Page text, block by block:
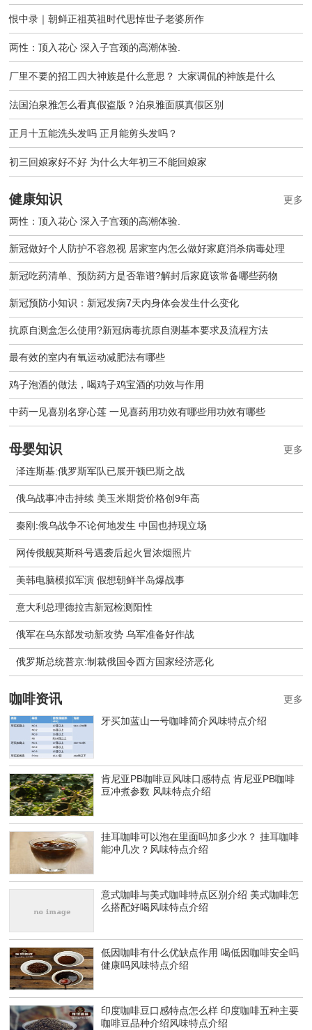
恨中录｜朝鲜正祖英祖时代思悼世子老婆所作
两性：顶入花心 深入子宫颈的高潮体验.
厂里不要的招工四大神族是什么意思？ 大家调侃的神族是什么
法国泊泉雅怎么看真假盗版？泊泉雅面膜真假区别
正月十五能洗头发吗 正月能剪头发吗？
初三回娘家好不好 为什么大年初三不能回娘家
健康知识
两性：顶入花心 深入子宫颈的高潮体验.
新冠做好个人防护不容忽视 居家室内怎么做好家庭消杀病毒处理
新冠吃药清单、预防药方是否靠谱?解封后家庭该常备哪些药物
新冠预防小知识：新冠发病7天内身体会发生什么变化
抗原自测盒怎么使用?新冠病毒抗原自测基本要求及流程方法
最有效的室内有氧运动减肥法有哪些
鸡子泡酒的做法，喝鸡子鸡宝酒的功效与作用
中药一见喜别名穿心莲 一见喜药用功效有哪些用功效有哪些
更多
母婴知识
泽连斯基:俄罗斯军队已展开顿巴斯之战
俄乌战事冲击持续 美玉米期货价格创9年高
秦刚:俄乌战争不论何地发生 中国也持现立场
网传俄舰莫斯科号遇袭后起火冒浓烟照片
美韩电脑模拟军演 假想朝鲜半岛爆战事
意大利总理德拉吉新冠检测阳性
俄军在乌东部发动新攻势 乌军准备好作战
​俄罗斯总统普京:制裁俄国令西方国家经济恶化
更多
咖啡资讯
牙买加蓝山一号咖啡简介风味特点介绍
肯尼亚PB咖啡豆风味口感特点 肯尼亚PB咖啡
豆冲煮参数 风味特点介绍
挂耳咖啡可以泡在里面吗加多少水？ 挂耳咖啡
能冲几次？风味特点介绍
意式咖啡与美式咖啡特点区别介绍 美式咖啡怎
么搭配好喝风味特点介绍
低因咖啡有什么优缺点作用 喝低因咖啡安全吗
健康吗风味特点介绍
印度咖啡豆口感特点怎么样 印度咖啡五种主要
咖啡豆品种介绍风味特点介绍
更多